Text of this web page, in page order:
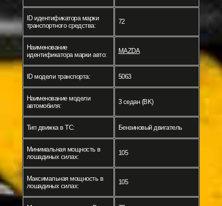
ID идентификатора марки
транспортного средства:
72
Наименование
идентификатора марки авто:
MAZDA
ID модели транспорта: 5063
Наименование модели
автомобиля:
3 седан (BK)
Тип движка в ТС: Бензиновый двигатель
Минимальная мощность в
лошадиных силах:
105
Максимальная мощность в
лошадиных силах:
105